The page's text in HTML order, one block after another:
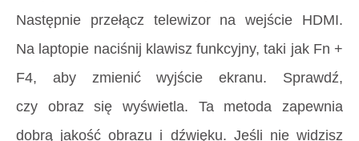
Następnie przełącz telewizor na wejście HDMI.
Na laptopie naciśnij klawisz funkcyjny, taki jak Fn +
F4, aby zmienić wyjście ekranu. Sprawdź,
czy obraz się wyświetla. Ta metoda zapewnia
dobrą jakość obrazu i dźwięku. Jeśli nie widzisz